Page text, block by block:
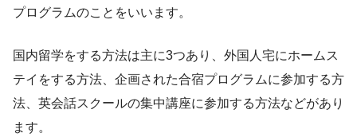
プログラムのことをいいます。
国内留学をする方法は主に3つあり、外国人宅にホームス
テイをする方法、企画された合宿プログラムに参加する方
法、英会話スクールの集中講座に参加する方法などがあり
ます。